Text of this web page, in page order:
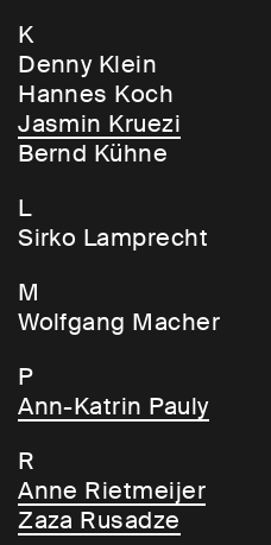
K
Denny Klein
Hannes Koch
Jasmin Kruezi
Bernd Kühne
L
Sirko Lamprecht
M
Wolfgang Macher
P
Ann-Katrin Pauly
R
Anne Rietmeijer
Zaza Rusadze